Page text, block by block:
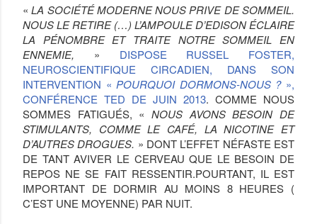
« LA SOCIÉTÉ MODERNE NOUS PRIVE DE SOMMEIL.
NOUS LE RETIRE (…) L’AMPOULE D’EDISON ÉCLAIRE
LA PÉNOMBRE ET TRAITE NOTRE SOMMEIL EN
ENNEMIE, » DISPOSE RUSSEL FOSTER,
NEUROSCIENTIFIQUE CIRCADIEN, DANS SON
INTERVENTION « POURQUOI DORMONS-NOUS ?»,
CONFÉRENCE TED DE JUIN 2013. COMME NOUS
SOMMES FATIGUÉS, « NOUS AVONS BESOIN DE
STIMULANTS, COMME LE CAFÉ, LA NICOTINE ET
D’AUTRES DROGUES. » DONT L’EFFET NÉFASTE EST
DE TANT AVIVER LE CERVEAU QUE LE BESOIN DE
REPOS NE SE FAIT RESSENTIR.POURTANT, IL EST
IMPORTANT DE DORMIR AU MOINS 8 HEURES (
C’EST UNE MOYENNE) PAR NUIT.